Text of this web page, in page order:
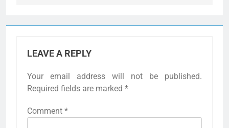
LEAVE A REPLY
Your email address will not be published.
Required fields are marked *
Comment *